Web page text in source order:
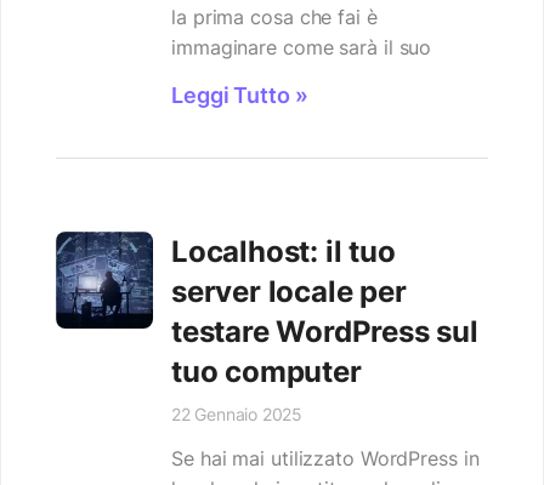
la prima cosa che fai è
immaginare come sarà il suo
Leggi Tutto »
Localhost: il tuo
server locale per
testare WordPress sul
tuo computer
22 Gennaio 2025
Se hai mai utilizzato WordPress in